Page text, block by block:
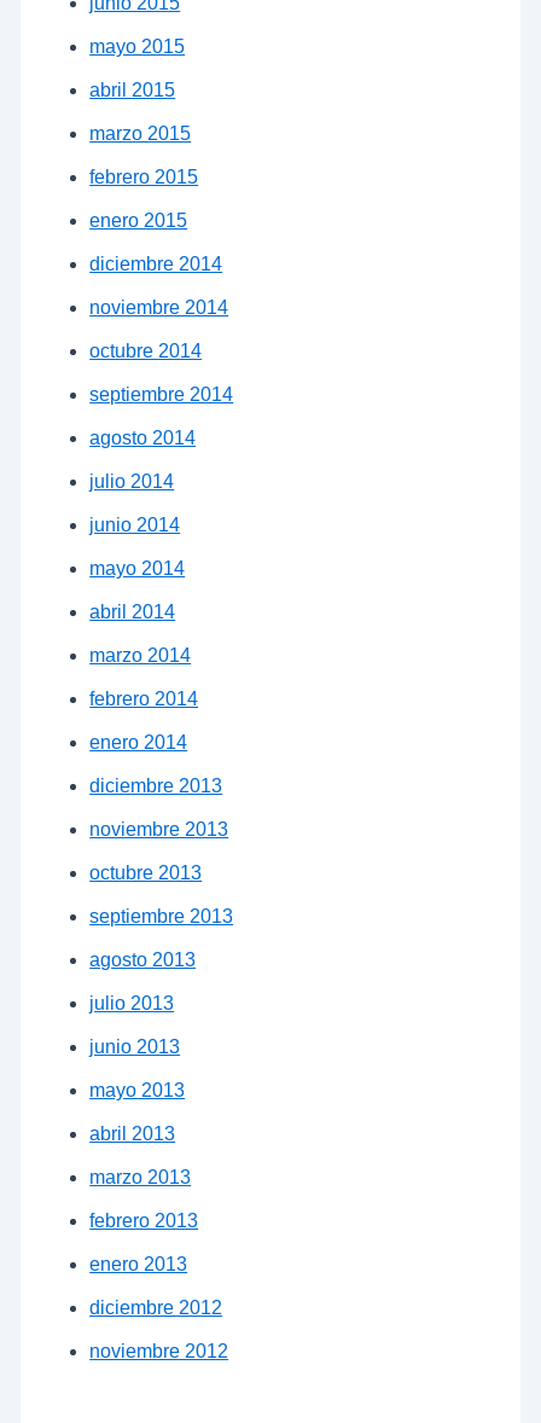
mayo 2015
abril 2015
marzo 2015
febrero 2015
enero 2015
diciembre 2014
noviembre 2014
octubre 2014
septiembre 2014
agosto 2014
julio 2014
junio 2014
mayo 2014
abril 2014
marzo 2014
febrero 2014
enero 2014
diciembre 2013
noviembre 2013
octubre 2013
septiembre 2013
agosto 2013
julio 2013
junio 2013
mayo 2013
abril 2013
marzo 2013
febrero 2013
enero 2013
diciembre 2012
noviembre 2012